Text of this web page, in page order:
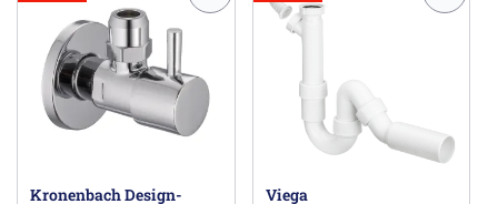
Kronenbach Design- Viega